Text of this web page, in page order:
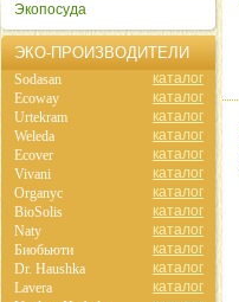
Экопосуда
ЭКО-ПРОИЗВОДИТЕЛИ
Sodasan
каталог
Ecoway
каталог
Urtekram
каталог
Weleda
каталог
Ecover
каталог
Vivani
каталог
Organyc
каталог
BioSolis
каталог
Naty
каталог
Биобьюти
каталог
Dr. Haushka
каталог
Lavera
каталог